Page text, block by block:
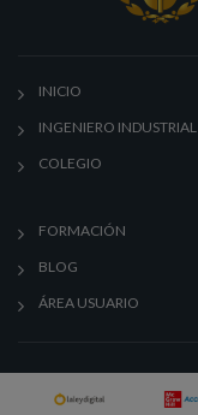
INICIO
INGENIERO INDUSTRIAL
COLEGIO
FORMACIÓN
BLOG
ÁREA USUARIO